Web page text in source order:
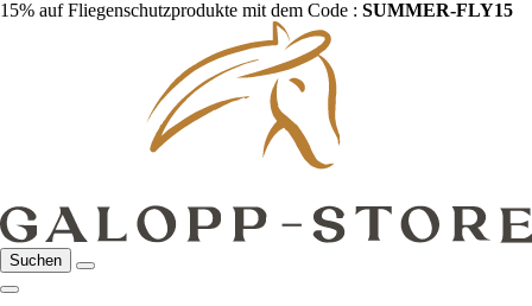
15% auf Fliegenschutzprodukte mit dem Code : SUMMER-FLY15
Suchen